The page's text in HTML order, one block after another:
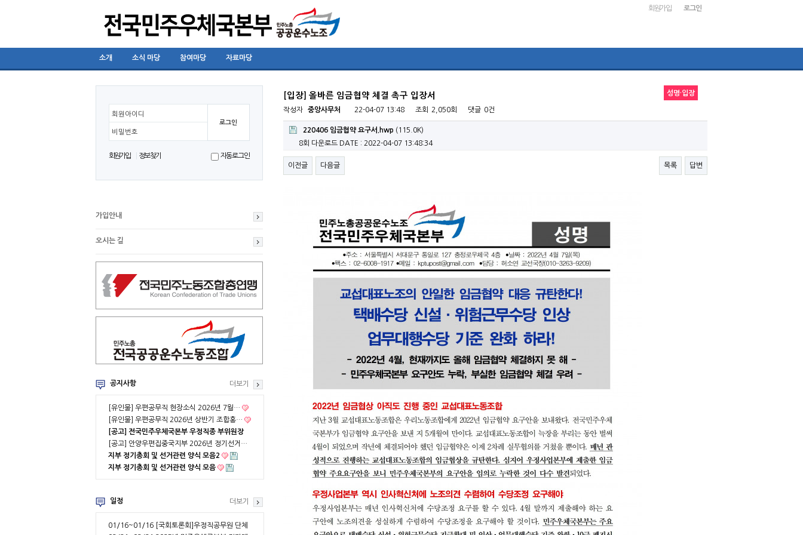
회원가입 로그인
소개 소식 마당 참여마당 자료마당
회원아이디
비밀번호
회원가입 정보찾기 자동로그인
가입안내
오시는 길
공지사항
[유인물] 우편공무직 현장소식 2026년 7월…
[유인물] 우편공무직 2026년 상반기 조합홍…
[공고] 전국민주우체국본부 우정직종 부위원장
…[공고] 안양우편집중국지부 2026년 정기선거…
지부 정기총회 및 선거관련 양식 모음2
지부 정기총회 및 선거관련 양식 모음
더보기
일정
01/16~01/16[국회토론회]우정직공무원 단체
더보기
성명·입장
[입장] 올바른 임금협약 체결 촉구 입장서
작성자 중앙사무처 22-04-07 13:48 조회 2,050회 댓글 0건
220406 임금협약 요구서.hwp (115.0K)
8회 다운로드 DATE : 2022-04-07 13:48:34
이전글 다음글 목록 답변